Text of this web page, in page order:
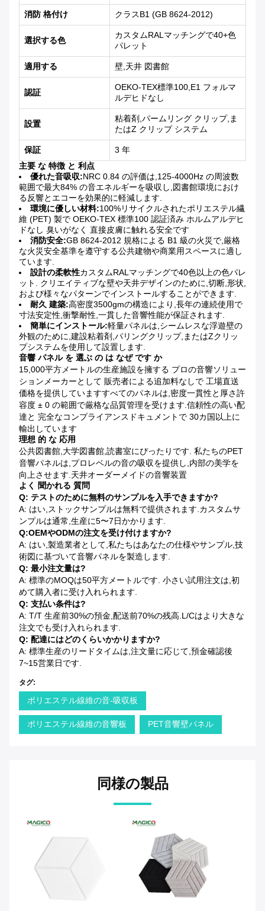
消防 格付け クラスB1 (GB 8624-2012)
選択する色
カスタムRALマッチングで40+色
パレット
適用する 壁,天井 図書館
認証
OEKO-TEX標準100,E1 フォルマ
ルデヒドなし
設置
粘着剤,パームリング クリップ,ま
たはZ クリップ システム
保証
3 年
主要 な 特徴 と 利点
優れた音吸収:NRC 0.84 の評価は,125-4000Hz の周波数
範囲で最大84% の音エネルギーを吸収し,図書館環境におけ
る反響とエコーを効果的に軽減します.
環境に優しい材料:100%リサイクルされたポリエステル繊
維 (PET) 製で OEKO-TEX 標準100 認証済み ホルムアルデヒ
ドなし 臭いがなく 直接皮膚に触れる安全です
消防安全:GB 8624-2012 規格による B1 級の火災で,厳格
な火災安全基準を遵守する公共建物や商業用スペースに適し
ています.
設計の柔軟性カスタムRALマッチングで40色以上の色パレ
ット. クリエイティブな壁や天井デザインのために,切断,形状,
および様々なパターンでインストールすることができます.
耐久 建築:高密度3500gmの構造により,長年の連続使用で
寸法安定性,衝撃耐性,一貫した音響性能が保証されます.
簡単にインストール:軽量パネルは,シームレスな浮遊壁の
外観のために,建設粘着剤,パリングクリップ,またはZクリッ
プシステムを使用して設置します.
音響 パネル を 選ぶ の は なぜ です か
15,000平方メートルの生産施設を擁する プロの音響ソリュー
ションメーカーとして 販売者による追加料なしで 工場直送
価格を提供していますすべてのパネルは,密度一貫性と厚さ許
容度 ± 0 の範囲で厳格な品質管理を受けます.信頼性の高い配
達と 完全なコンプライアンスドキュメントで 30カ国以上に
輸出しています
理想 的 な 応用
公共図書館,大学図書館,読書室にぴったりです. 私たちのPET
音響パネルは,プロレベルの音の吸収を提供し,内部の美学を
向上させます.天井オーダーメイドの音響装置
よく 聞かれる 質問
Q: テストのために無料のサンプルを入手できますか?
A: はい,ストックサンプルは無料で提供されます.カスタムサ
ンプルは通常,生産に5〜7日かかります.
Q:OEMやODMの注文を受け付けますか?
A: はい,製造業者として,私たちはあなたの仕様やサンプル,技
術図に基づいて音響パネルを製造します.
Q: 最小注文量は?
A: 標準のMOQは50平方メートルです. 小さい試用注文は,初
めて購入者に受け入れられます.
Q: 支払い条件は?
A: T/T 生産前30%の預金,配送前70%の残高.L/Cはより大きな
注文でも受け入れられます.
Q: 配達にはどのくらいかかりますか?
A: 標準生産のリードタイムは,注文量に応じて,預金確認後
7~15営業日です.
タグ:
ポリエステル線維の音-吸収板
ポリエステル線維の音響板 PET音響壁パネル
同様の製品